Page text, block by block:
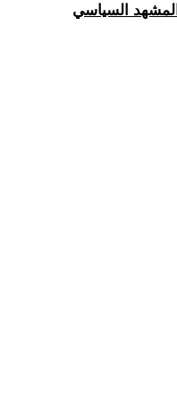
(11) في الطريق إلى الكنيست 26 المشهد السياسي